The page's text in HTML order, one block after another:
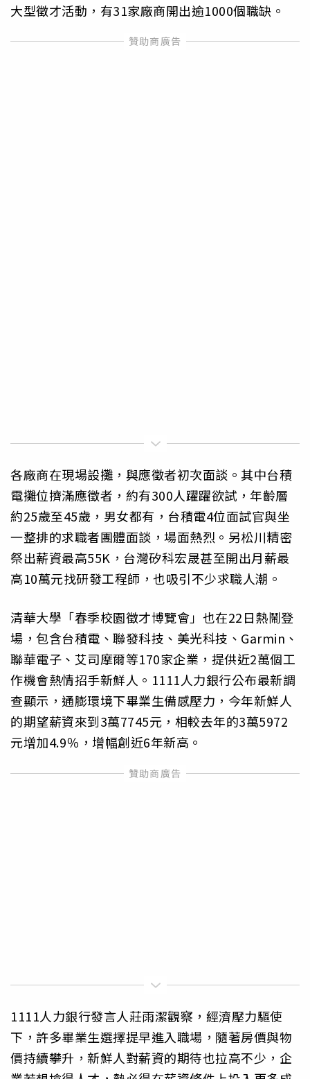
大型徵才活動，有31家廠商開出逾1000個職缺。
各廠商在現場設攤，與應徵者初次面談。其中台積
電攤位擠滿應徵者，約有300人躍躍欲試，年齡層
約25歲至45歲，男女都有，台積電4位面試官與坐
一整排的求職者團體面談，場面熱烈。另松川精密
祭出薪資最高55K，台灣矽科宏晟甚至開出月薪最
高10萬元找研發工程師，也吸引不少求職人潮。
清華大學「春季校園徵才博覽會」也在22日熱鬧登
場，包含台積電、聯發科技、美光科技、Garmin、
聯華電子、艾司摩爾等170家企業，提供近2萬個工
作機會熱情招手新鮮人。1111人力銀行公布最新調
查顯示，通膨環境下畢業生備感壓力，今年新鮮人
的期望薪資來到3萬7745元，相較去年的3萬5972
元增加4.9％，增幅創近6年新高。
1111人力銀行發言人莊雨潔觀察，經濟壓力驅使
下，許多畢業生選擇提早進入職場，隨著房價與物
價持續攀升，新鮮人對薪資的期待也拉高不少，企